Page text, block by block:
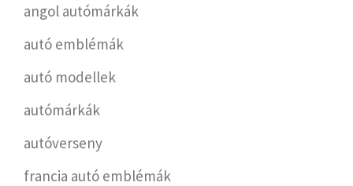
angol autómárkák
autó emblémák
autó modellek
autómárkák
autóverseny
francia autó emblémák